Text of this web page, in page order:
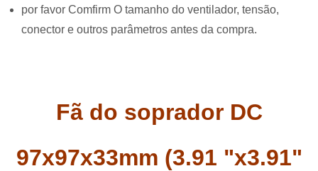
por favor Comfirm O tamanho do ventilador, tensão,
conector e outros parâmetros antes da compra.
Fã do soprador DC
97x97x33mm (3.91 "x3.91"